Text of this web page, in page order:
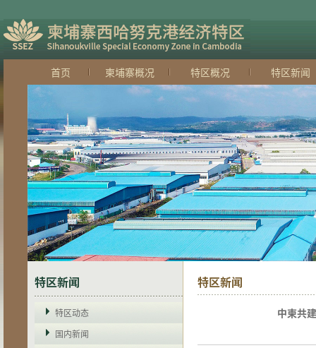
首页 柬埔寨概况 特区概况 特区新闻
特区新闻
特区动态
国内新闻
特区新闻
中柬共